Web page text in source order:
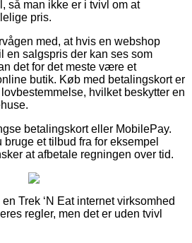
så man ikke er i tvivl om at
pris.
med, at hvis en webshop
en salgspris der kan ses som
det for det meste være et
butik. Køb med betalingskort er
hvilket beskytter en
betalingskort eller MobilePay.
et tilbud fra for eksempel
at afbetale regningen over tid.
Trek ‘N Eat internet virksomhed
regler, men det er uden tvivl